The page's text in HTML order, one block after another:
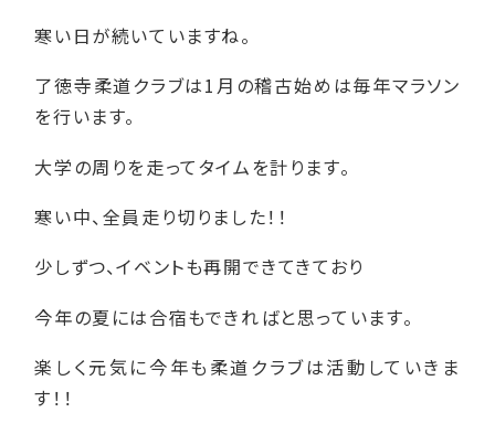
寒い日が続いていますね。
了徳寺柔道クラブは1月の稽古始めは毎年マラソン
を行います。
大学の周りを走ってタイムを計ります。
寒い中、全員走り切りました！！
少しずつ、イベントも再開できてきており
今年の夏には合宿もできればと思っています。
楽しく元気に今年も柔道クラブは活動していきま
す！！